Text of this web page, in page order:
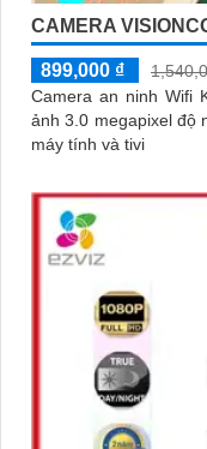
CAMERA
899,000 ₫
Camera an ninh Wifi
ảnh 3.0 megapixel độ
máy tính và tivi